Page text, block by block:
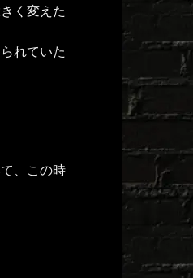
く変えた
れていた
、この時